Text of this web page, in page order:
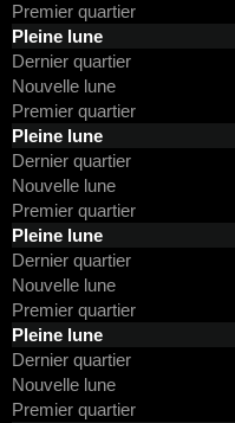
Premier quartier
Pleine lune
Dernier quartier
Nouvelle lune
Premier quartier
Pleine lune
Dernier quartier
Nouvelle lune
Premier quartier
Pleine lune
Dernier quartier
Nouvelle lune
Premier quartier
Pleine lune
Dernier quartier
Nouvelle lune
Premier quartier